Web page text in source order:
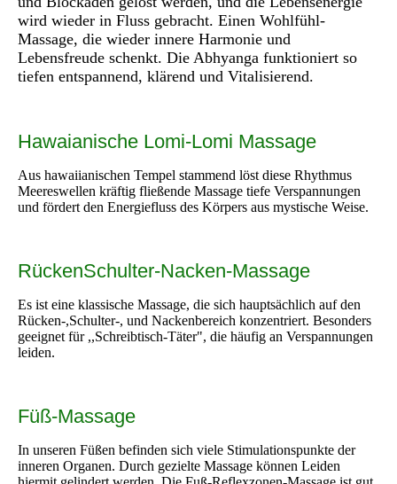
wird wieder in Fluss gebracht. Einen Wohlfühl-
Massage, die wieder innere Harmonie und
Lebensfreude schenkt. Die Abhyanga funktioniert so
tiefen entspannend, klärend und Vitalisierend.
Hawaianische Lomi-Lomi Massage
Aus hawaiianischen Tempel stammend löst diese Rhythmus
Meereswellen kräftig fließende Massage tiefe Verspannungen
und fördert den Energiefluss des Körpers aus mystische Weise.
RückenSchulter-Nacken-Massage
Es ist eine klassische Massage, die sich hauptsächlich auf den
Rücken-,Schulter-, und Nackenbereich konzentriert. Besonders
geeignet für ,,Schreibtisch-Täter", die häufig an Verspannungen
leiden.
Füß-Massage
In unseren Füßen befinden sich viele Stimulationspunkte der
inneren Organen. Durch gezielte Massage können Leiden